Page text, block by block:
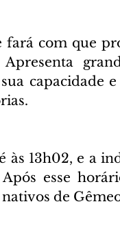
com que
capacidade
às 13h02, e a
esse
de